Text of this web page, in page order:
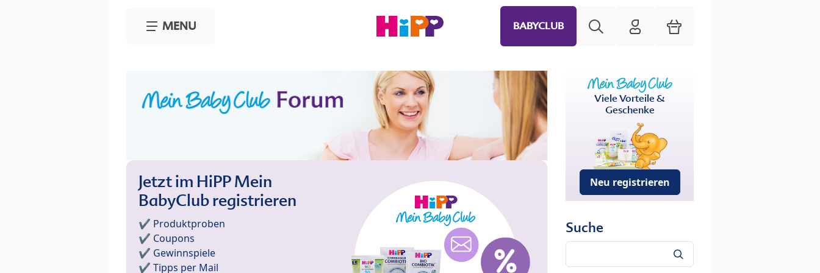
MENU BABYCLUB HiPP Mein Babyclub
Warenkorb
Jetzt im HiPP Mein
BabyClub registrieren
✔️ Produktproben
✔️ Coupons
✔️ Gewinnspiele
✔️ Tipps per Mail
Viele Vorteile &
Geschenke
Neu registrieren
Suche